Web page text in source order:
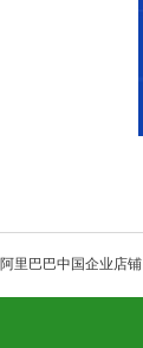
阿里巴巴中国企业店铺